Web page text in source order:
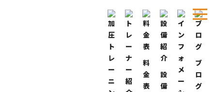
料
金
表
設
備
ブ
ロ
グ